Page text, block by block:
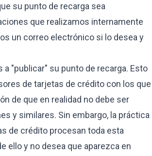
su punto de recarga sea
que realizamos internamente
un correo electrónico si lo desea y
"publicar" su punto de recarga. Esto
de tarjetas de crédito con los que
de que en realidad no debe ser
y similares. Sin embargo, la práctica
de crédito procesan toda esta
ello y no desea que aparezca en